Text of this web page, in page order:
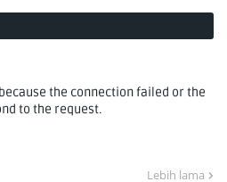
the connection failed or the
to the request.
Lebih lama